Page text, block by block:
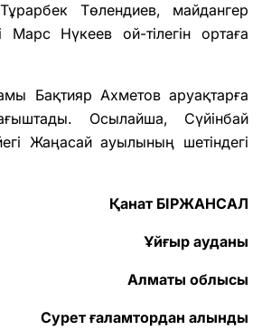
Төлендиев, майдангер
Нүкеев ой-тілегін ортаға
Бақтияр Ахметов аруақтарға
Осылайша, Сүйінбай
Жаңасай ауылының шетіндегі
Қанат БІРЖАНСАЛ
Ұйғыр ауданы
Алматы облысы
Сурет ғаламтордан алынды